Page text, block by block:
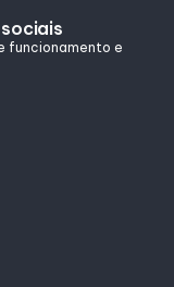
funcionamento e